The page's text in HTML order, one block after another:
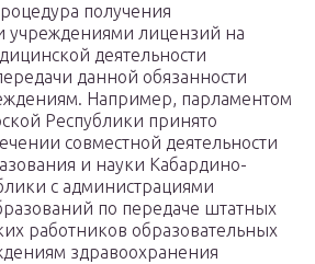
получения
учреждениями лицензий на
деятельности
данной обязанности
Например, парламентом
Республики принято
совместной деятельности
и науки Кабардино-
с администрациями
по передаче штатных
работников образовательных
здравоохранения